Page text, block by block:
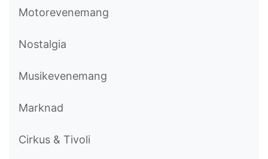
Motorevenemang
Nostalgia
Musikevenemang
Marknad
Cirkus & Tivoli